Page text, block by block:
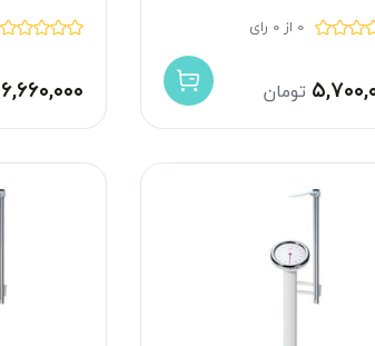
0 از 0 رای
تومان ۶,۶۶۰,۰۰۰